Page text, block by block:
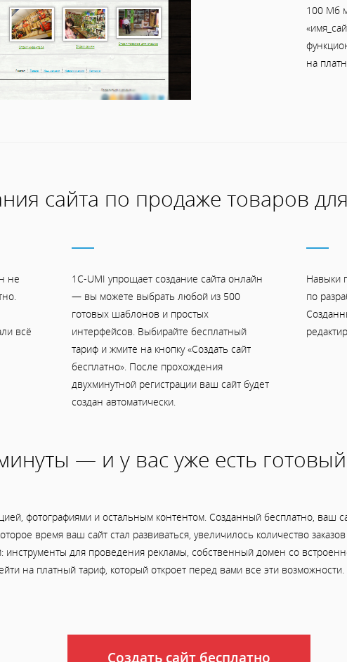
100 Мб
на
сайта по продаже товаров
не
всё
1C-UMI упрощает создание сайта онлайн
— вы можете выбрать любой из 500
готовых шаблонов и простых
интерфейсов. Выбирайте бесплатный
тариф и жмите на кнопку «Создать сайт
бесплатно». После прохождения
двухминутной регистрации ваш сайт будет
создан автоматически.
Навыки
по
— и у вас уже есть
фотографиями и остальным контентом. Созданный бесплатно, ваш
время ваш сайт стал развиваться, увеличилось количество
инструменты для проведения рекламы, собственный домен со
на платный тариф, который откроет перед вами все эти возможности.
Создать сайт бесплатно